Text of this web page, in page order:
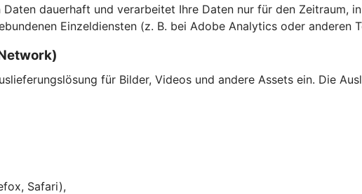
dauerhaft und verarbeitet Ihre Daten nur für den Zeitraum,
Einzeldiensten (z. B. bei Adobe Analytics oder anderen
für Bilder, Videos und andere Assets ein. Die
Safari),